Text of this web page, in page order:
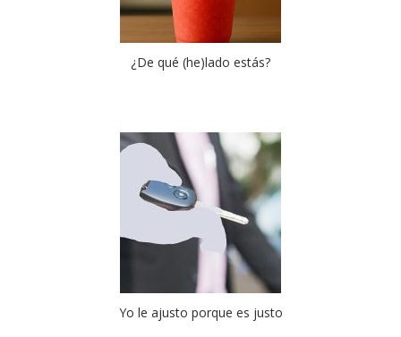
¿De qué (he)lado estás?
Yo le ajusto porque es justo